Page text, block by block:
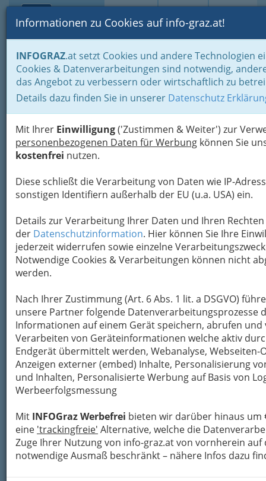
Suche Login Toggle
Informationen zu Cookies auf info-graz.at!
INFOGRAZ.at setzt Cookies und andere Technologien
Cookies & Datenverarbeitungen sind notwendig,
das Angebot zu verbessern oder wirtschaftlich zu
Details dazu finden Sie in unserer Datenschutz
Mit Ihrer Einwilligung('Zustimmen & Weiter') zur
personenbezogenen Daten für Werbung können Sie
kostenfrei nutzen.
Diese schließt die Verarbeitung von Daten wie IP-
sonstigen Identifiern außerhalb der EU (u.a. USA) ein.
Details zur Verarbeitung Ihrer Daten und Ihren
der Datenschutzinformation. Hier können Sie Ihre
jederzeit widerrufen sowie einzelne
Notwendige Cookies & Verarbeitungen können nicht
werden.
Nach Ihrer Zustimmung (Art. 6 Abs. 1 lit. a DSGVO)
unsere Partner folgende Datenverarbeitungsprozesse
Informationen auf einem Gerät speichern, abrufen und
Verarbeiten von Geräteinformationen welche aktiv
Endgerät übermittelt werden, Webanalyse, Webseiten-
Anzeigen externer (embed) Inhalte, Personalisierung
und Inhalten, Personalisierte Werbung auf Basis von
Werbeerfolgsmessung
Mit INFOGraz Werbefrei bieten wir darüber hinaus um
eine 'trackingfreie' Alternative, welche die
Zuge Ihrer Nutzung von info-graz.at von vornherein
notwendige Ausmaß beschränkt – nähere Infos dazu
Home Branchen
STUDIO PERCUSSION school
- artistic director: Günter
MEINHART
Brandhofgasse 12, 8010 Graz
+43 316 823 586 - 0
+43 316 823586 - 9
Leitung sowie Lehrer und Lehrerinnen der
STUDIO PERCUSSION school
Die STUDIO PERCUSSION
school,..
..gegründet 1993, ist eineSchlagzeugschule
unter der künstlerischen Leitung von Günter
Meinhart . Es werden zwei Unterrichtsstandorte
betrieben: Brandhofgasse 12 und Freiheitsplatz
1, beide 8010Graz.